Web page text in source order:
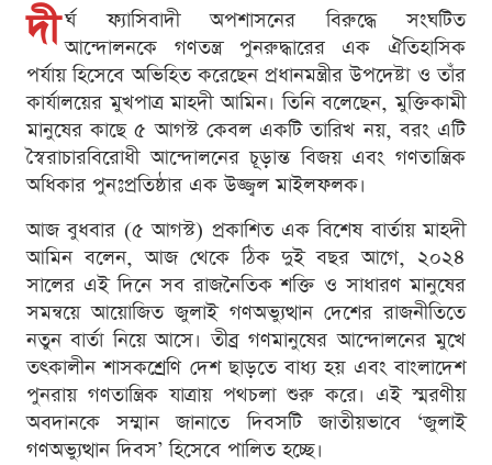
দী র্ঘ ফ্যাসিবাদী অপশাসনের বিরুদ্ধে সংঘটিত
আন্দোলনকে গণতন্ত্র পুনরুদ্ধারের এক ঐতিহাসিক
পর্যায় হিসেবে অভিহিত করেছেন প্রধানমন্ত্রীর উপদেষ্টা ও তাঁর
কার্যালয়ের মুখপাত্র মাহদী আমিন। তিনি বলেছেন, মুক্তিকামী
মানুষের কাছে ৫ আগস্ট কেবল একটি তারিখ নয়, বরং এটি
স্বৈরাচারবিরোধী আন্দোলনের চূড়ান্ত বিজয় এবং গণতান্ত্রিক
অধিকার পুনঃপ্রতিষ্ঠার এক উজ্জ্বল মাইলফলক।
আজ বুধবার (৫ আগস্ট) প্রকাশিত এক বিশেষ বার্তায় মাহদী
আমিন বলেন, আজ থেকে ঠিক দুই বছর আগে, ২০২৪
সালের এই দিনে সব রাজনৈতিক শক্তি ও সাধারণ মানুষের
সমন্বয়ে আয়োজিত জুলাই গণঅভ্যুত্থান দেশের রাজনীতিতে
নতুন বার্তা নিয়ে আসে। তীব্র গণমানুষের আন্দোলনের মুখে
তৎকালীন শাসকশ্রেণি দেশ ছাড়তে বাধ্য হয় এবং বাংলাদেশ
পুনরায় গণতান্ত্রিক যাত্রায় পথচলা শুরু করে। এই স্মরণীয়
অবদানকে সম্মান জানাতে দিবসটি জাতীয়ভাবে ‘জুলাই
গণঅভ্যুত্থান দিবস’ হিসেবে পালিত হচ্ছে।